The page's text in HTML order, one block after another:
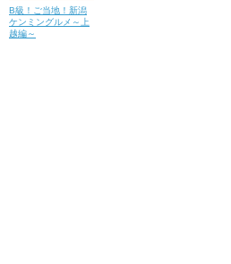
B級！ご当地！新潟
ケンミングルメ～上
越編～